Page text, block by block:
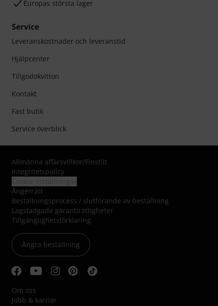
Europas största lager
Service
Leveranskostnader och leveranstid
Hjälpcenter
Tillgodokvitton
Kontakt
Fast butik
Service överblick
Allmänna affärsvillkor/Finstilt
Integritetspolicy
Ångerrätt
Beställningsprocess / slutförande av beställning
Lagstadgade garantirättigheter
Tillgänglighetsförklaring
Ångra beställning
Om oss
Jobb & karriär